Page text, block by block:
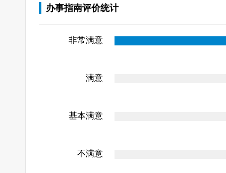
办事指南评价统计
非常满意
满意
基本满意
不满意